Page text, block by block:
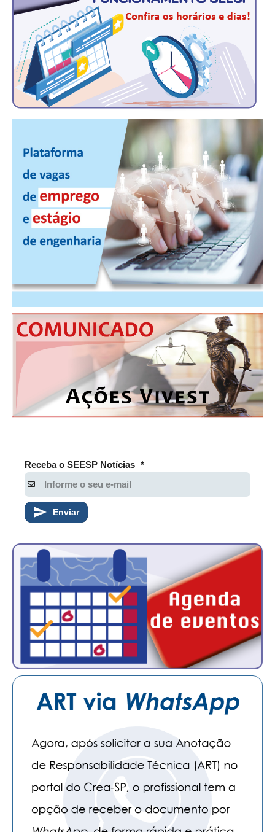
PUBLICAÇÕES
PUBLICIDADE
MANUAL DE REDAÇÃO
RELEASES
CONTATO
ASSOCIE-SE
ATUALIZAÇÃO CADASTRAL
NÚCLEO JOVEM
Receba o SEESP Notícias *
Enviar